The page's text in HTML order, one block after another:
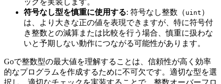
ックを実装します。
符号なし型を慎重に使用する: 符号なし整数（ uint ）
は、より大きな正の値を表現できますが、特に符号付
き整数との減算または比較を行う場合、慎重に扱わな
いと予期しない動作につながる可能性があります。
Goで整数型の最大値を理解することは、信頼性が高く効率
的なプログラムを作成するために不可欠です。適切な型を選
択し、適切なチェックを実装することで、整数オーバーフロ